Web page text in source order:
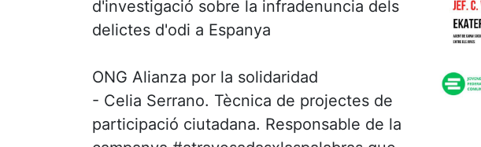
d'investigació sobre la infradenuncia dels
delictes d'odi a Espanya
ONG Alianza por la solidaridad
- Celia Serrano. Tècnica de projectes de
participació ciutadana. Responsable de la